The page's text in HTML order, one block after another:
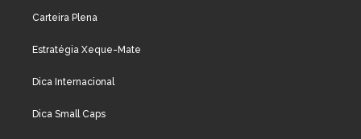
Carteira Plena
Estratégia Xeque-Mate
Dica Internacional
Dica Small Caps